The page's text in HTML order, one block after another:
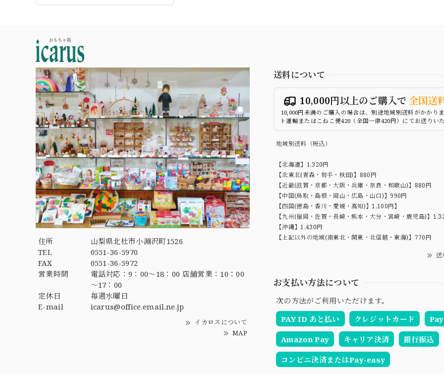
住所
山梨県北杜市小淵沢町1526
TEL
0551-36-5970
FAX
0551-36-5972
営業時間
電話対応：9：00～18：00 店舗営業：10：00
～17：00
定休日
毎週水曜日
E-mail
icarus@office.email.ne.jp
イカロスについて
MAP
送料について
10,000円以上のご購入で 全国送
10,000円未満のご購入の場合は、別途地域別送料がかかり
ト運輸またはこねこ便420（全国一律420円）にてお送りい
地域別送料（税込）
【北海道】1,320円
【北東北(青森・岩手・秋田)】880円
【近畿(滋賀・京都・大阪・兵庫・奈良・和歌山)】880円
【中国(鳥取・島根・岡山・広島・山口)】990円
【四国(徳島・香川・愛媛・高知)】1,100円】
【九州(福岡・佐賀・長崎・熊本・大分・宮崎・鹿児島)】
【沖縄】1,430円
【上記以外の地域(南東北・関東・北信越・東海)】770円
お支払い方法について
次の方法がご利用いただけます。
PAY ID あと払い
クレジットカード
Amazon Pay キャリア決済 銀行振込
コンビニ決済またはPay-easy